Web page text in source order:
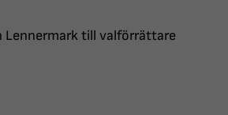
till valförrättare